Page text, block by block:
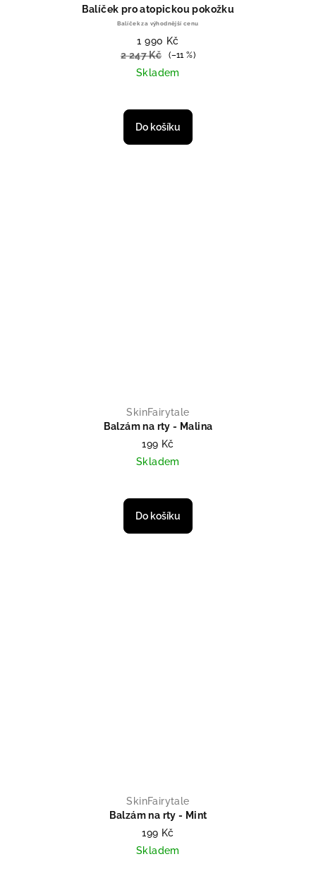
Balíček pro atopickou pokožku
Balíček za výhodnější cenu
1 990 Kč
2 247 Kč
(–11 %)
Skladem
Do košíku
SkinFairytale
Balzám na rty - Malina
199 Kč
Skladem
Do košíku
SkinFairytale
Balzám na rty - Mint
199 Kč
Skladem